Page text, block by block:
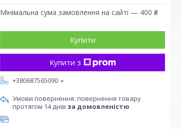
Мінімальна сума замовлення на сайті — 400 ₴
Купити
Купити з
+380687565090
повернення товару
протягом 14 днів за домовленістю